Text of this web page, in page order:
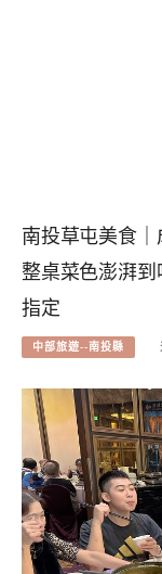
南投草屯美食｜
整桌菜色澎湃
指定
中部旅遊--南投縣